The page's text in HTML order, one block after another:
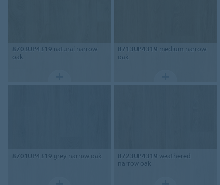
8703UP4319 natural narrow
oak
8713UP4319 medium narrow
oak
8701UP4319 grey narrow oak 8723UP4319 weathered
narrow oak